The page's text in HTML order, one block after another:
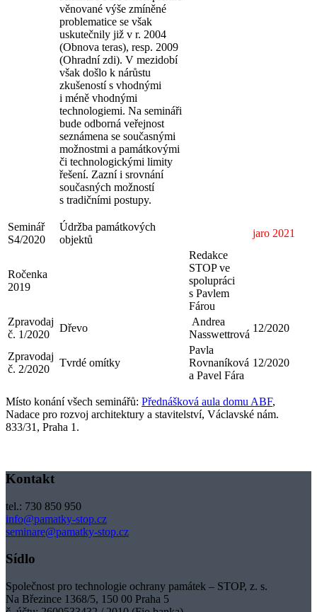
věnované výše zmíněné
problematice se však
uskutečnily již v r. 2004
(Obnova teras), resp. 2009
(Ohradní zdi). V mezidobí
však došlo k nárůstu
zkušeností s vhodnými
i méně vhodnými
technologiemi. Na semináři
bude odborná veřejnost
seznámena se současnými
možnostmi a památkovými
či technologickými limity
řešení. Zazní i srovnání
současných možností
s tradičními postupy.
Seminář
S4/2020
Údržba památkových
objektů
jaro 2021
Ročenka
2019
Redakce
STOP ve
spolupráci
s Pavlem
Fárou
Zpravodaj
č. 1/2020
Dřevo
Andrea
Nasswettrová
12/2020
Zpravodaj
č. 2/2020
Tvrdé omítky
Pavla
Rovnaníková
a Pavel Fára
12/2020
Místo konání všech seminářů: Přednášková aula domu ABF,
Nadace pro rozvoj architektury a stavitelství, Václavské nám.
833/31, Praha 1.
Kontakt
tel.: 730 850 950
info@pamatky-stop.cz
seminare@pamatky-stop.cz
Sídlo
Společnost pro technologie ochrany památek – STOP, z. s.
Na Březince 1368/5, 150 00 Praha 5